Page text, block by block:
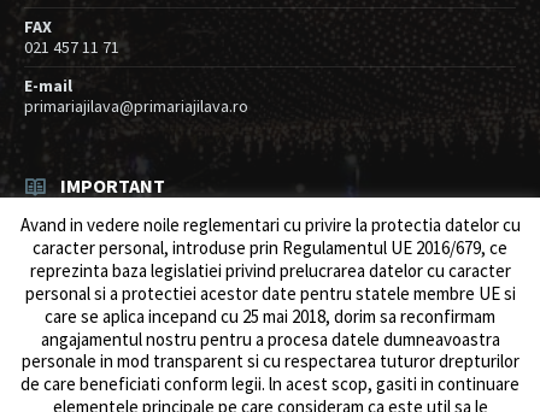
FAX
021 457 11 71
E-mail
primariajilava@primariajilava.ro
IMPORTANT
Rezultat concurs expert – proba scrisa
06/08/2026 inResurse umane / Achizitii
Anunt concurs
05/08/2026 Resurse umane / Achizitii
Avand in vedere noile reglementari cu privire la protectia datelor cu
caracter personal, introduse prin Regulamentul UE 2016/679, ce
reprezinta baza legislatiei privind prelucrarea datelor cu caracter
personal si a protectiei acestor date pentru statele membre UE si
care se aplica incepand cu 25 mai 2018, dorim sa reconfirmam
angajamentul nostru pentru a procesa datele dumneavoastra
personale in mod transparent si cu respectarea tuturor drepturilor
de care beneficiati conform legii. ln acest scop, gasiti in continuare
elementele principale pe care consideram ca este util sa le